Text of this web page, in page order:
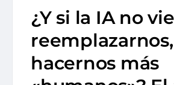
¿Y si la IA no
hacernos más